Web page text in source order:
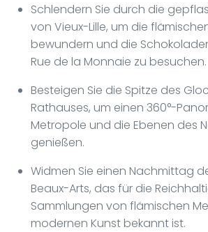
Schlendern Sie durch die
von Vieux-Lille, um die
bewundern und die
Rue de la Monnaie zu besuchen.
Besteigen Sie die Spitze des
Rathauses, um einen 360°-
Metropole und die Ebenen des
genießen.
Widmen Sie einen Nachmittag
Beaux-Arts, das für die
Sammlungen von flämischen
modernen Kunst bekannt ist.